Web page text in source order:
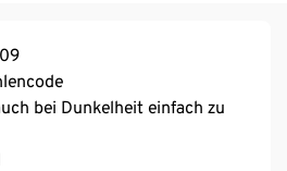
bei Dunkelheit einfach zu